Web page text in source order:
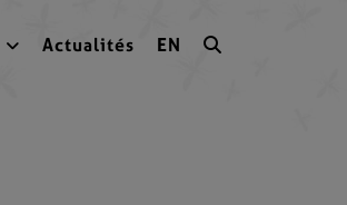
Actualités EN